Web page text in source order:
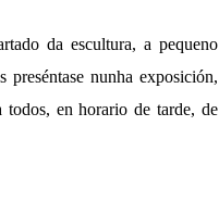
da escultura, a pequeno
preséntase nunha exposición,
en horario de tarde, de